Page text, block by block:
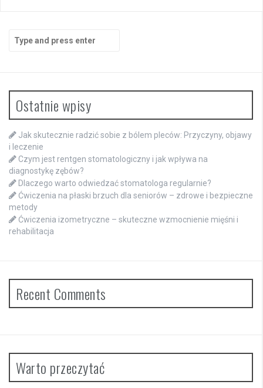
for:
Ostatnie wpisy
Jak skutecznie radzić sobie z bólem pleców: Przyczyny, objawy
i leczenie
Czym jest rentgen stomatologiczny i jak wpływa na
diagnostykę zębów?
Dlaczego warto odwiedzać stomatologa regularnie?
Ćwiczenia na płaski brzuch dla seniorów – zdrowe i bezpieczne
metody
Ćwiczenia izometryczne – skuteczne wzmocnienie mięśni i
rehabilitacja
Recent Comments
Warto przeczytać